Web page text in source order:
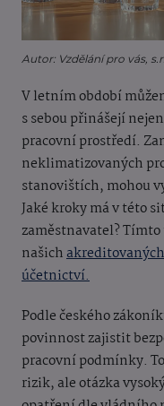
Autor: Vzdělání pro vás,
V letním období
s sebou přinášejí
pracovní prostředí.
neklimatizovaných
stanovištích, mohou
Jaké kroky má v této
zaměstnavatel?
našich
účetnictví.
Podle českého
povinnost zajistit
pracovní podmínky.
rizik, ale otázka